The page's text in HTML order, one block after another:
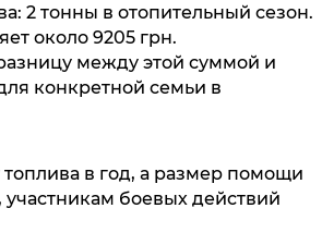
2 тонны в отопительный сезон.
около 9205 грн.
между этой суммой и
конкретной семьи в
топлива в год, а размер помощи
участникам боевых действий